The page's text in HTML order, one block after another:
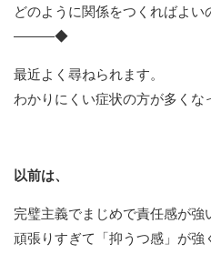
どのように関係をつくればよい
―――◆
最近よく尋ねられます。
わかりにくい症状の方が多くな
以前は、
完璧主義でまじめで責任感が強
頑張りすぎて「抑うつ感」が強